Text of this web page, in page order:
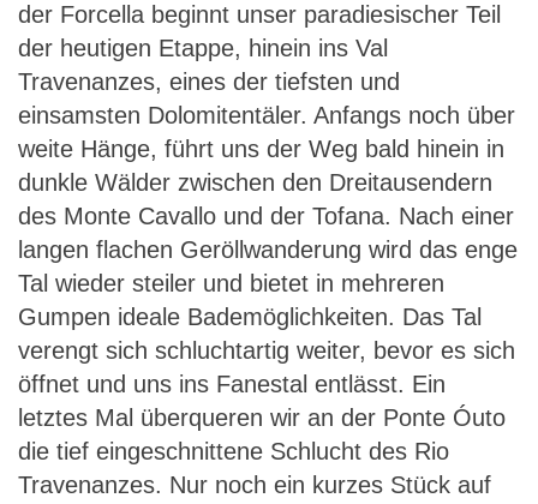
der Forcella beginnt unser paradiesischer Teil
der heutigen Etappe, hinein ins Val
Travenanzes, eines der tiefsten und
einsamsten Dolomitentäler. Anfangs noch über
weite Hänge, führt uns der Weg bald hinein in
dunkle Wälder zwischen den Dreitausendern
des Monte Cavallo und der Tofana. Nach einer
langen flachen Geröllwanderung wird das enge
Tal wieder steiler und bietet in mehreren
Gumpen ideale Bademöglichkeiten. Das Tal
verengt sich schluchtartig weiter, bevor es sich
öffnet und uns ins Fanestal entlässt. Ein
letztes Mal überqueren wir an der Ponte Óuto
die tief eingeschnittene Schlucht des Rio
Travenanzes. Nur noch ein kurzes Stück auf